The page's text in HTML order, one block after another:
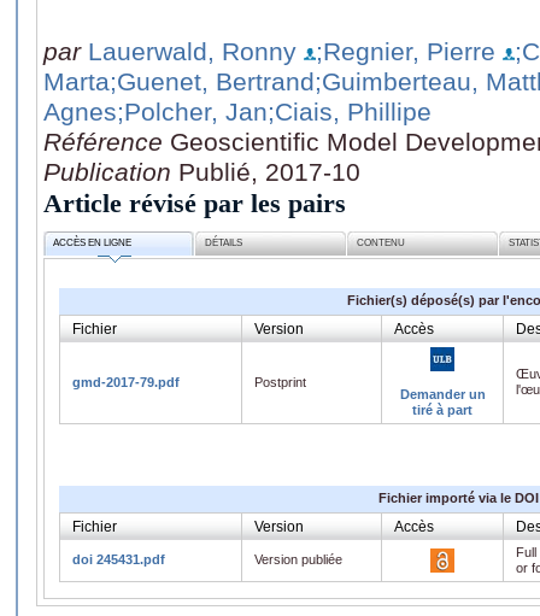
par Lauerwald, Ronny ;Regnier, Pierre
Marta;Guenet, Bertrand;Guimberteau,
Agnes;Polcher, Jan;Ciais, Phillipe
Référence Geoscientific Model
Publication Publié, 2017-10
Article révisé par les pairs
ACCÈS EN LIGNE DÉTAILS CONTENU
Fichier(s) déposé(s) par
Fichier Version Accès
gmd-2017-79.pdf
Postprint
Demander un
tiré à part
Fichier importé via le DOI
Fichier Version Accès
doi 245431.pdf Version publiée
or